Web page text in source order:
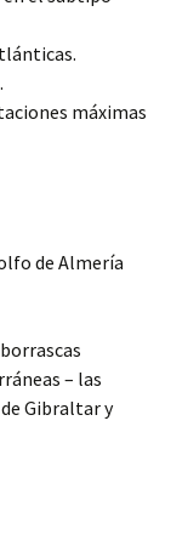
máximas
de Almería
– las
Gibraltar y